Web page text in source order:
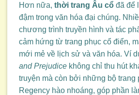
Hơn nữa, thời trang Âu cổ đã để
đậm trong văn hóa đại chúng.
chương trình truyền hình và tác
cảm hứng từ trang phục cổ điển,
mới mẻ về lịch sử và văn hóa. Ví
and Prejudice không chỉ thu hút
truyện mà còn bởi những bộ trang
Regency hào nhoáng, góp phần